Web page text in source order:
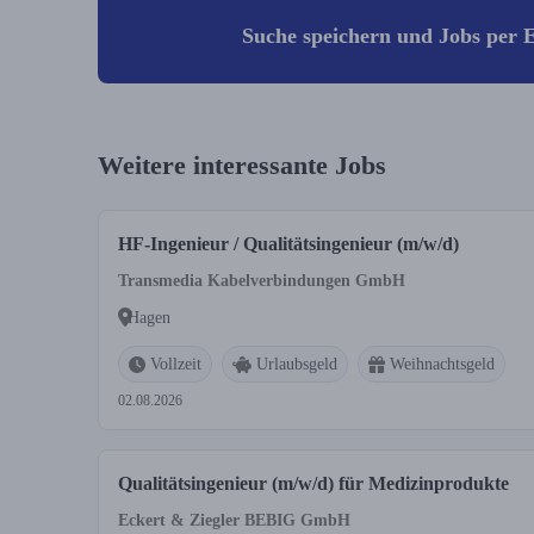
Suche speichern und Jobs per
Weitere interessante Jobs
HF-Ingenieur / Qualitätsingenieur (m/w/d)
Transmedia Kabelverbindungen GmbH
Hagen
Vollzeit Urlaubsgeld Weihnachtsgeld
02.08.2026
Qualitätsingenieur (m/w/d) für Medizinprodukte
Eckert & Ziegler BEBIG GmbH